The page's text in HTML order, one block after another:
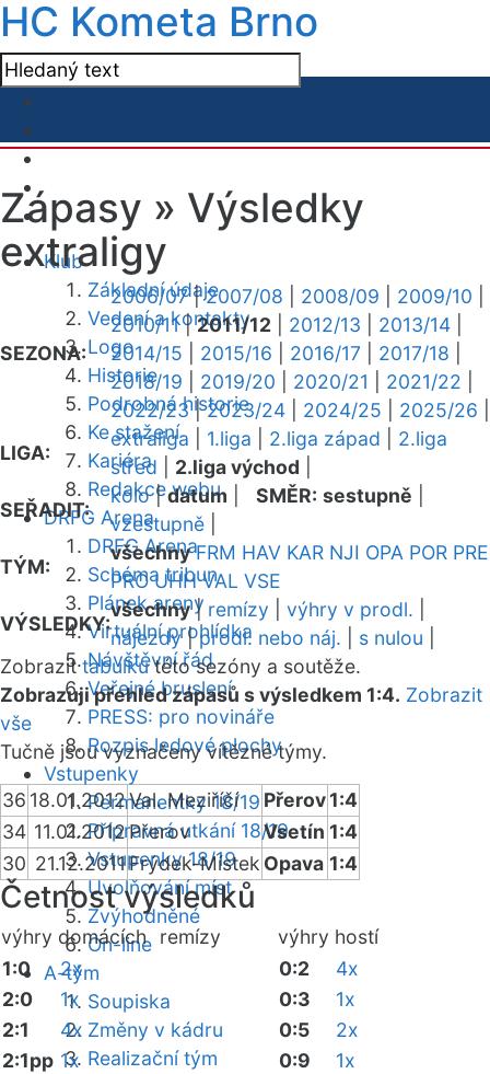
HC Kometa Brno
Klub
Základní údaje
Vedení a kontakty
Logo
Historie
Podrobná historie
Ke stažení
Kariéra
Redakce webu
DRFG Arena
DRFG Arena
Schéma tribun
Plánek areny
Virtuální prohlídka
Návštěvní řád
Veřejné bruslení
PRESS: pro novináře
Rozpis ledové plochy
Vstupenky
Permanentky 18/19
Přípravná utkání 18/19
Vstupenky 18/19
Uvolňování míst
Zvýhodněné
On-line
A-tým
Soupiska
Změny v kádru
Realizační tým
Zápasy » Výsledky
extraligy
SEZONA:
2006/07|2007/08 2008/09 2009/10
2010/11|2011/12 2012/13 2013/14
2014/15
2015/16 2016/17 2017/18
2018/19
2019/20 2020/21 2021/22
2022/23|2023/24 2024/25 2025/26
LIGA:
extraliga 1.liga 2.liga západ
2.liga
střed
2.liga východ
SEŘADIT:
kolo|datum SMĚR: sestupně
vzestupně
TÝM:
všechny FRM HAV KAR NJI OPA POR PRE
PRO UHH VAL VSE
VÝSLEDKY:
všechny| remízy výhry v prodl.
nájezdy|prodl. nebo náj. s nulou
Zobrazittabulkutéto sezóny a soutěže.
Zobrazuji přehled zápasů s výsledkem 1:4. Zobrazit
vše
Tučně jsou vyznačeny vítězné týmy.
36 18.01.2012Val. Meziříčí Přerov1:4
34 11.01.2012Přerov Vsetín 1:4
30 21.12.2011Frýdek-Místek Opava 1:4
Četnost výsledků
výhry domácích remízy výhry hostí
1:0
2x
2:0
1x
2:1
4x
2:1pp 1x
0:2
4x
0:3
1x
0:5
2x
0:9
1x